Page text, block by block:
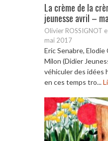
La crème de la
jeunesse avril –
Olivier ROSSIGNOT
mai 2017
Eric Senabre,
Milon (Didier
véhiculer des idées
en ces temps tro...